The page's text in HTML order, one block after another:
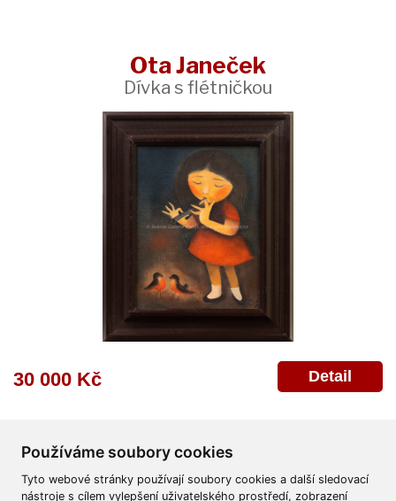
Používáme soubory cookies
Tyto webové stránky používají soubory cookies a další sledovací
nástroje s cílem vylepšení uživatelského prostředí, zobrazení
Ota Janeček
Dívka s flétničkou
30 000 Kč Detail